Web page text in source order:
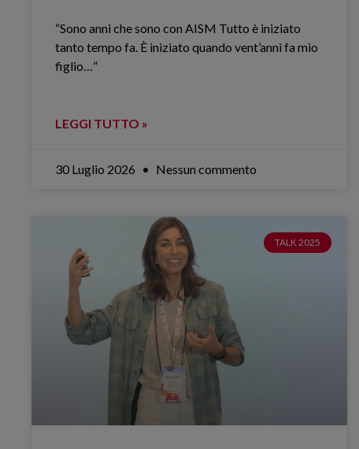
“Sono anni che sono con AISM Tutto è iniziato
tanto tempo fa. È iniziato quando vent’anni fa mio
figlio…”
LEGGI TUTTO »
30 Luglio 2026 Nessun commento
TALK 2025